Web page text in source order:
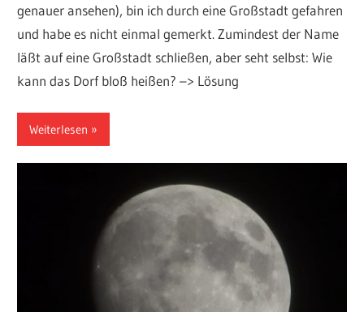
genauer ansehen), bin ich durch eine Großstadt gefahren
und habe es nicht einmal gemerkt. Zumindest der Name
läßt auf eine Großstadt schließen, aber seht selbst: Wie
kann das Dorf bloß heißen? –> Lösung
Weiterlesen